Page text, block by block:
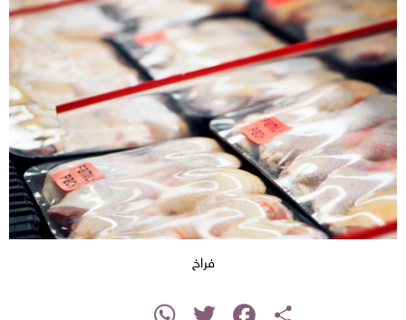
فراخ
Share
Facebook
Twitter
WhatsApp